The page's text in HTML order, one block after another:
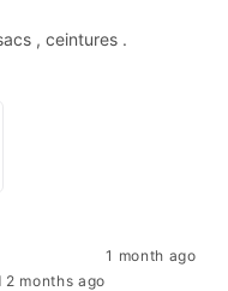
, ceintures .
1 month ago
2 months ago